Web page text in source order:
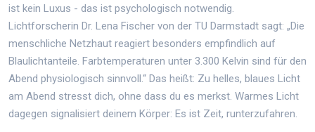
ist kein Luxus - das ist psychologisch notwendig.
Lichtforscherin Dr. Lena Fischer von der TU Darmstadt sagt: „Die
menschliche Netzhaut reagiert besonders empfindlich auf
Blaulichtanteile. Farbtemperaturen unter 3.300 Kelvin sind für den
Abend physiologisch sinnvoll.“ Das heißt: Zu helles, blaues Licht
am Abend stresst dich, ohne dass du es merkst. Warmes Licht
dagegen signalisiert deinem Körper: Es ist Zeit, runterzufahren.